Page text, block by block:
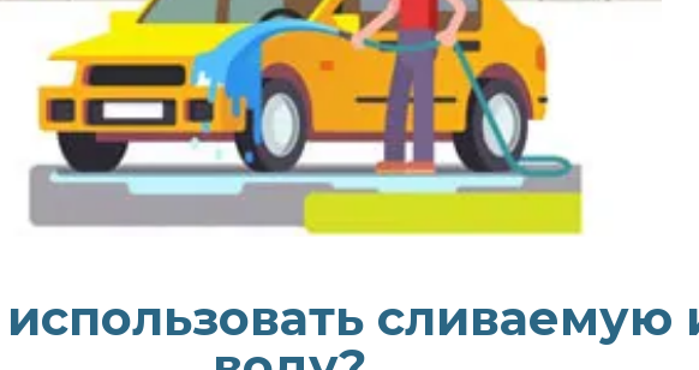
сливаемую